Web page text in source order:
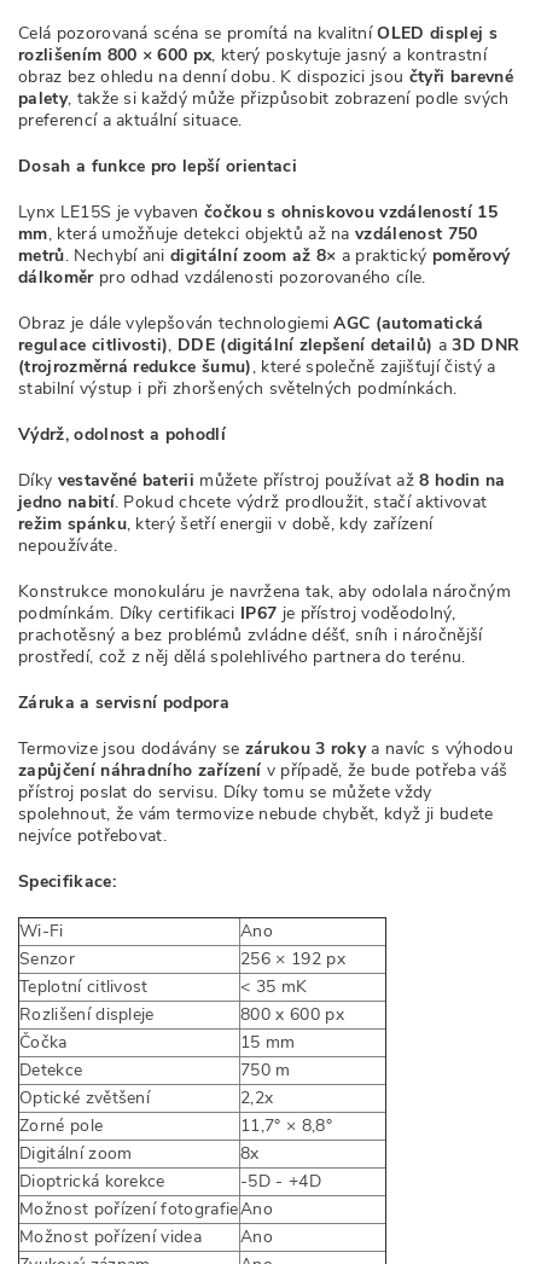
Celá pozorovaná scéna se promítá na kvalitníOLED displej s
rozlišením 800 × 600 px, který poskytuje jasný a kontrastní
obraz bez ohledu na denní dobu. K dispozici jsou čtyři barevné
palety, takže si každý může přizpůsobit zobrazení podle svých
preferencí a aktuální situace.
Dosah a funkce pro lepší orientaci
Lynx LE15S je vybavenčočkou s ohniskovou vzdáleností 15
mm, která umožňuje detekci objektů až navzdálenost 750
metrů. Nechybí anidigitální zoom až 8× a praktický poměrový
dálkoměrpro odhad vzdálenosti pozorovaného cíle.
Obraz je dále vylepšován technologiemiAGC (automatická
regulace citlivosti), DDE (digitální zlepšení detailů) a3D DNR
(trojrozměrná redukce šumu), které společně zajišťují čistý a
stabilní výstup i při zhoršených světelných podmínkách.
Výdrž, odolnost a pohodlí
Díky vestavěné baterii můžete přístroj používat až8 hodin na
jedno nabití. Pokud chcete výdrž prodloužit, stačí aktivovat
režim spánku, který šetří energii v době, kdy zařízení
nepoužíváte.
Konstrukce monokuláru je navržena tak, aby odolala náročným
podmínkám. Díky certifikaci IP67 je přístroj voděodolný,
prachotěsný a bez problémů zvládne déšť, sníh i náročnější
prostředí, což z něj dělá spolehlivého partnera do terénu.
Záruka a servisní podpora
Termovize jsou dodávány se zárukou 3 rokya navíc s výhodou
zapůjčení náhradního zařízení v případě, že bude potřeba váš
přístroj poslat do servisu. Díky tomu se můžete vždy
spolehnout, že vám termovize nebude chybět, když ji budete
nejvíce potřebovat.
Specifikace:
Wi-Fi
Ano
Senzor
256 × 192 px
Teplotní citlivost
< 35 mK
Rozlišení displeje
800 x 600 px
Čočka
15 mm
Detekce
750 m
Optické zvětšení
2,2x
Zorné pole
11,7° × 8,8°
Digitální zoom
8x
Dioptrická korekce
-5D - +4D
Možnost pořízení fotografieAno
Možnost pořízení videa
Ano